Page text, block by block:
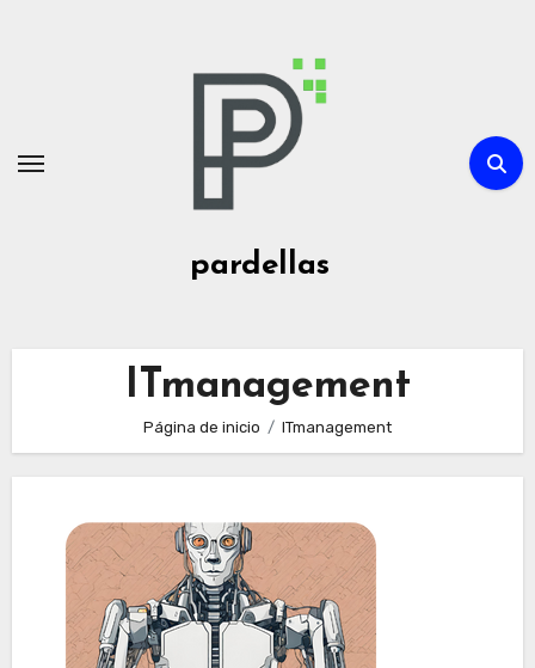
pardellas
ITmanagement
Página de inicio ITmanagement